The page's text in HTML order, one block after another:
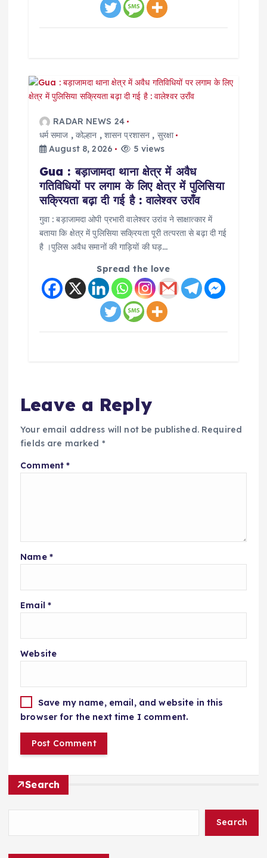
RADAR NEWS 24
धर्म समाज ,कोल्हान , शासन प्रशासन , सुरक्षा
August 8, 2026
5 views
Gua : बड़ाजामदा थाना क्षेत्र में अवैध
गतिविधियों पर लगाम के लिए क्षेत्र में पुलिसिया
सक्रियता बढ़ा दी गई है : वालेश्वर उराँव
गुवा : बड़ाजामदा ओपी प्रभारी वालेश्वर उरांव ने साक्षात्कार में
बताया कि क्षेत्र में पुलिसिया सक्रियता पूरी तत्परता से बढ़ा दी गई
है ।पुलिस अवैध समानों की गाड़ियों की घड़…
Spread the love
Leave a Reply
Your email address will not be published. Required
fields are marked *
Comment*
Name *
Email *
Website
Save my name, email, and website in this
browser for the next time I comment.
Search
Search